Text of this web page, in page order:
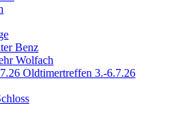
Benz
Wolfach
Oldtimertreffen 3.-6.7.26